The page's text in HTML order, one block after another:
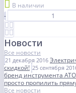
В наличии
-
Новости
Все новости
21 декабря 2016
скидкой! 25 сентября
бренд инструмента
просто пропилить
Все новости